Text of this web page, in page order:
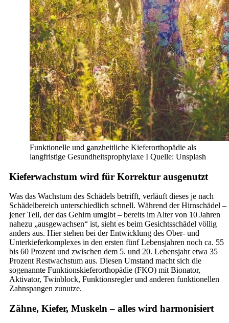
Funktionelle und ganzheitliche Kieferorthopädie als
langfristige Gesundheitsprophylaxe I Quelle: Unsplash
Kieferwachstum wird für Korrektur ausgenutzt
Was das Wachstum des Schädels betrifft, verläuft dieses je nach
Schädelbereich unterschiedlich schnell. Während der Hirnschädel –
jener Teil, der das Gehirn umgibt – bereits im Alter von 10 Jahren
nahezu „ausgewachsen“ ist, sieht es beim Gesichtsschädel völlig
anders aus. Hier stehen bei der Entwicklung des Ober- und
Unterkieferkomplexes in den ersten fünf Lebensjahren noch ca. 55
bis 60 Prozent und zwischen dem 5. und 20. Lebensjahr etwa 35
Prozent Restwachstum aus. Diesen Umstand macht sich die
sogenannte Funktionskieferorthopädie (FKO) mit Bionator,
Aktivator, Twinblock, Funktionsregler und anderen funktionellen
Zahnspangen zunutze.
Zähne, Kiefer, Muskeln – alles wird harmonisiert